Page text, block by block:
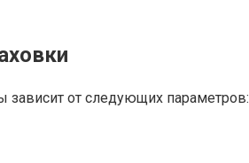
от следующих параметров: